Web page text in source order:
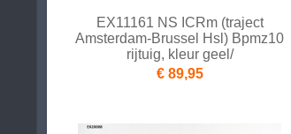
EX11161 NS ICRm (traject
Amsterdam-Brussel Hsl) Bpmz10
rijtuig, kleur geel/
€ 89,95